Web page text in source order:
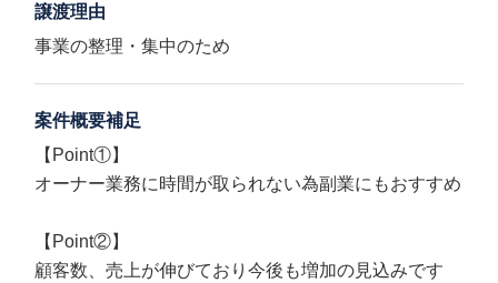
譲渡理由
事業の整理・集中のため
案件概要補足
【Point①】
オーナー業務に時間が取られない為副業にもおすすめ
【Point②】
顧客数、売上が伸びており今後も増加の見込みです